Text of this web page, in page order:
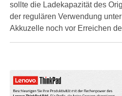
sollte die Ladekapazität des
der regulären Verwendung
Akkuzelle noch vor Erreichen